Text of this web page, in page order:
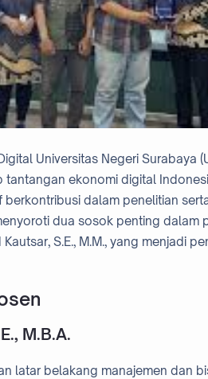
Universitas Negeri Surabaya
ekonomi digital
dalam penelitian
dua sosok penting dalam
Kautsar, S.E., M.M., yang menjadi
M.B.A.
latar belakang manajemen dan